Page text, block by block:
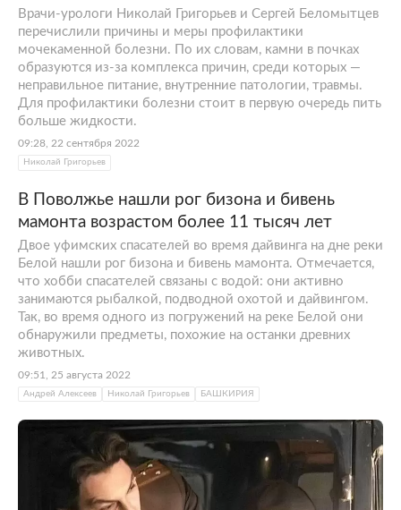
Врачи-урологи Николай Григорьев и Сергей Беломытцев
перечислили причины и меры профилактики
мочекаменной болезни. По их словам, камни в почках
образуются из-за комплекса причин, среди которых —
неправильное питание, внутренние патологии, травмы.
Для профилактики болезни стоит в первую очередь пить
больше жидкости.
09:28, 22 сентября 2022
Николай Григорьев
В Поволжье нашли рог бизона и бивень
мамонта возрастом более 11 тысяч лет
Двое уфимских спасателей во время дайвинга на дне реки
Белой нашли рог бизона и бивень мамонта. Отмечается,
что хобби спасателей связаны с водой: они активно
занимаются рыбалкой, подводной охотой и дайвингом.
Так, во время одного из погружений на реке Белой они
обнаружили предметы, похожие на останки древних
животных.
09:51, 25 августа 2022
Андрей Алексеев Николай Григорьев БАШКИРИЯ